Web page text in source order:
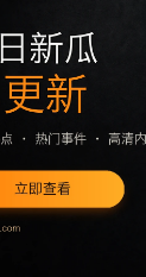
阅读路径38
面先给出清
日更新时优